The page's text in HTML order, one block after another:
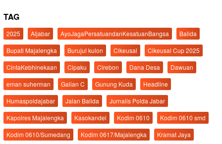
TAG
2025 Aljabar AyoJagaPersatuandanKesatuanBangsa
Balida
Bupati Majalengka
Burujul kulon Cikeusal
Cikeusal Cup 2025
CintaKebhinekaan
Cipaku Cirebon Dana Desa
Dawuan
eman suherman
Galian C Gunung Kuda
Headline
Humaspoldajabar
Jalan Balida
Jurnalis Polda Jabar
Kapolres Majalengka
Kasokandel Kodim 0610
Kodim 0610 smd
Kodim 0610/Sumedang
Kodim 0617/Majalengka
Kramat Jaya